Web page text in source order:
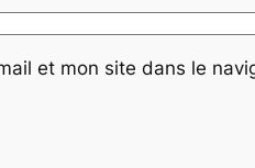
et mon site dans le